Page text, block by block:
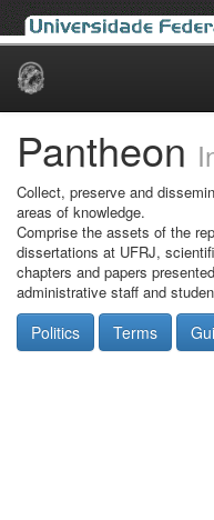
Skip
Pantheon
Collect, preserve and
areas of knowledge.
Comprise the assets of the
dissertations at UFRJ,
chapters and papers
administrative staff and
Politics Terms